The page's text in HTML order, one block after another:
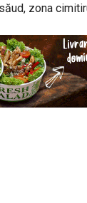
zona